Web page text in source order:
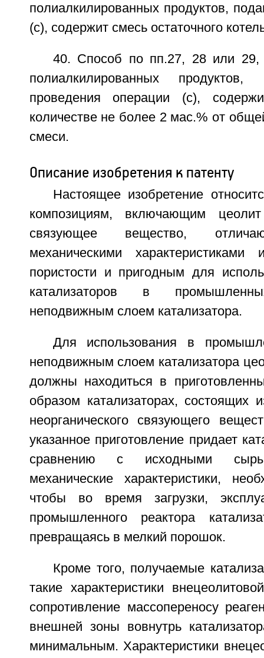
полиалкилированных продуктов,
(с), содержит смесь остаточного
40. Способ по пп.27, 28 или 29,
полиалкилированных
проведения операции (с),
количестве не более 2 мас.% от
смеси.
Описание изобретения к патенту
Настоящее изобретение
композициям, включающим
связующее вещество,
механическими характеристиками
пористости и пригодным для
катализаторов в
неподвижным слоем катализатора.
Для использования в
неподвижным слоем катализатора
должны находиться в
образом катализаторах, состоящих
неорганического связующего
указанное приготовление придает
сравнению с исходными
механические характеристики,
чтобы во время загрузки,
промышленного реактора
превращаясь в мелкий порошок.
Кроме того, получаемые
такие характеристики
сопротивление массопереносу
внешней зоны вовнутрь
минимальным. Характеристики